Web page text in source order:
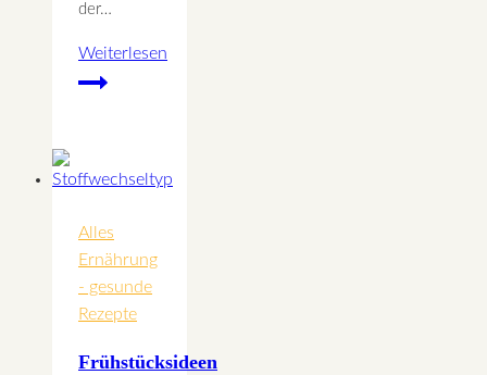
der…
Weiterlesen
Stärkende
kräftiges
Qi
Alles
Ernährung
- gesunde
Rezepte
Frühstücksideen